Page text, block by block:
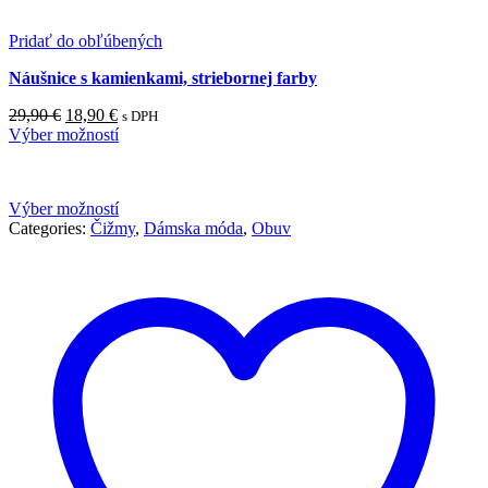
Pridať do obľúbených
Náušnice s kamienkami, striebornej farby
29,90€ Pôvodná
cena
18,90 €Aktuálna
cena
s DPH
Výber možností
Výber možností
Categories: Čižmy, Dámska móda, Obuv